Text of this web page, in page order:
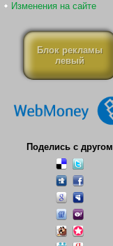
Изменения на сайте
Блок рекламы
левый
Поделись с другом